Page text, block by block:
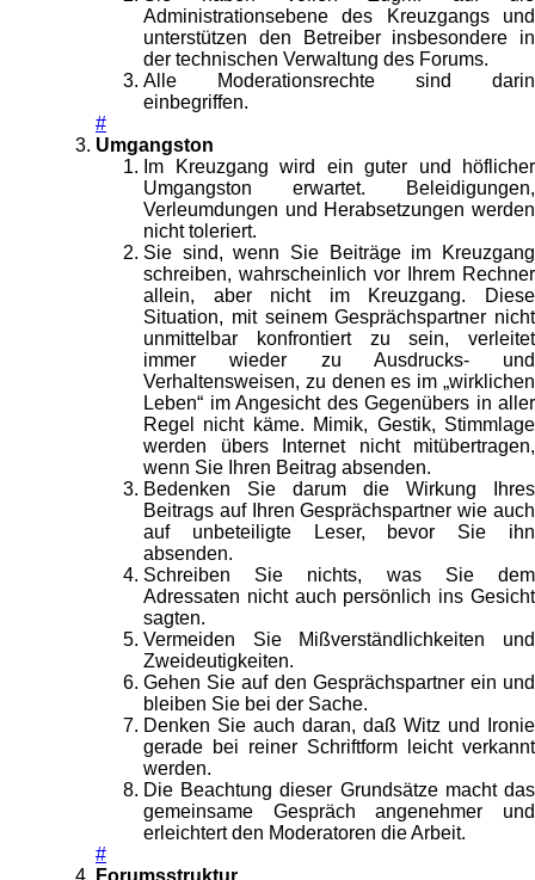
Administrationsebene des Kreuzgangs und
unterstützen den Betreiber insbesondere in
der technischen Verwaltung des Forums.
Alle Moderationsrechte sind darin
einbegriffen.
#
Umgangston
Im Kreuzgang wird ein guter und höflicher
Umgangston erwartet. Beleidigungen,
Verleumdungen und Herabsetzungen werden
nicht toleriert.
Sie sind, wenn Sie Beiträge im Kreuzgang
schreiben, wahrscheinlich vor Ihrem Rechner
allein, aber nicht im Kreuzgang. Diese
Situation, mit seinem Gesprächspartner nicht
unmittelbar konfrontiert zu sein, verleitet
immer wieder zu Ausdrucks- und
Verhaltensweisen, zu denen es im „wirklichen
Leben“ im Angesicht des Gegenübers in aller
Regel nicht käme. Mimik, Gestik, Stimmlage
werden übers Internet nicht mitübertragen,
wenn Sie Ihren Beitrag absenden.
Bedenken Sie darum die Wirkung Ihres
Beitrags auf Ihren Gesprächspartner wie auch
auf unbeteiligte Leser, bevor Sie ihn
absenden.
Schreiben Sie nichts, was Sie dem
Adressaten nicht auch persönlich ins Gesicht
sagten.
Vermeiden Sie Mißverständlichkeiten und
Zweideutigkeiten.
Gehen Sie auf den Gesprächspartner ein und
bleiben Sie bei der Sache.
Denken Sie auch daran, daß Witz und Ironie
gerade bei reiner Schriftform leicht verkannt
werden.
Die Beachtung dieser Grundsätze macht das
gemeinsame Gespräch angenehmer und
erleichtert den Moderatoren die Arbeit.
#